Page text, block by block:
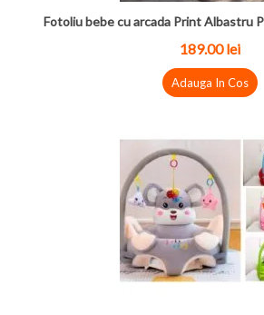
Fotoliu bebe cu arcada Print Albastru
189.00lei
Adauga In Cos